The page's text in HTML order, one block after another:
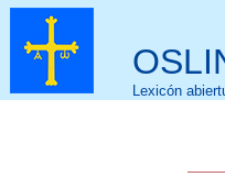
Lexicón